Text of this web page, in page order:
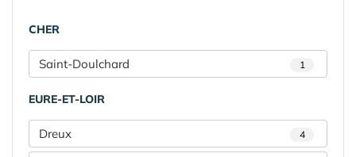
CHER
Saint-Doulchard 1
EURE-ET-LOIR
Dreux 4